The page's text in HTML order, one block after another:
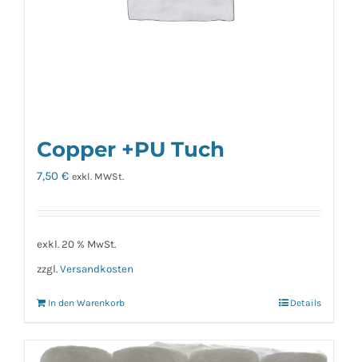
Copper +PU Tuch
7,50 € exkl. MWSt.
exkl. 20 % MwSt.
zzgl. Versandkosten
In den Warenkorb Details